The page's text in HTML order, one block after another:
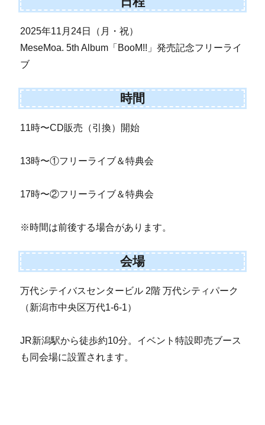
2025年11月24日（月・祝）
MeseMoa. 5th Album「BooM!!」発売記念フリーライ
ブ
時間
11時〜CD販売（引換）開始
13時〜①フリーライブ＆特典会
17時〜②フリーライブ＆特典会
※時間は前後する場合があります。
会場
万代シテイバスセンタービル 2階 万代シティパーク
（新潟市中央区万代1-6-1）
JR新潟駅から徒歩約10分。イベント特設即売ブース
も同会場に設置されます。